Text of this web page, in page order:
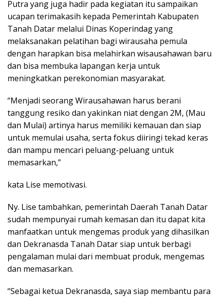
Putra yang juga hadir pada kegiatan itu sampaikan
ucapan terimakasih kepada Pemerintah Kabupaten
Tanah Datar melalui Dinas Koperindag yang
melaksanakan pelatihan bagi wirausaha pemula
dengan harapkan bisa melahirkan wisausahawan baru
dan bisa membuka lapangan kerja untuk
meningkatkan perekonomian masyarakat.
“Menjadi seorang Wirausahawan harus berani
tanggung resiko dan yakinkan niat dengan 2M, (Mau
dan Mulai) artinya harus memiliki kemauan dan siap
untuk memulai usaha, serta fokus diiringi tekad keras
dan mampu mencari peluang-peluang untuk
memasarkan,”
kata Lise memotivasi.
Ny. Lise tambahkan, pemerintah Daerah Tanah Datar
sudah mempunyai rumah kemasan dan itu dapat kita
manfaatkan untuk mengemas produk yang dihasilkan
dan Dekranasda Tanah Datar siap untuk berbagi
pengalaman mulai dari membuat produk, mengemas
dan memasarkan.
“Sebagai ketua Dekranasda, saya siap membantu para